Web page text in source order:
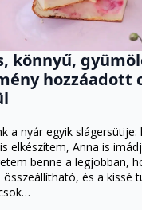
könnyű,
hozzáadott
a nyár egyik
elkészítem, Anna is
benne a legjobban,
összeállítható, és a kissé